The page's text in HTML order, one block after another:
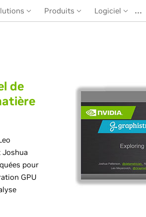
Produits Logiciel …
de
pour
GPU